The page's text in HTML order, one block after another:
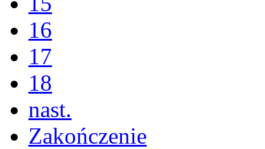
16
17
18
nast.
Zakończenie